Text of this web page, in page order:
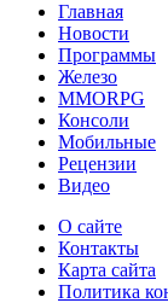
Главная
Новости
Программы
Железо
MMORPG
Консоли
Мобильные
Рецензии
Видео
О сайте
Контакты
Карта сайта
Политика